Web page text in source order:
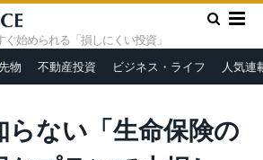
ぐ始められる「損しにくい投資」
物 不動産投資 ビジネス・ライフ 人気連
»
日本人が知らない「生命保険の真実」お得
ませんか？＝俣野成敏
らない「生命保険の